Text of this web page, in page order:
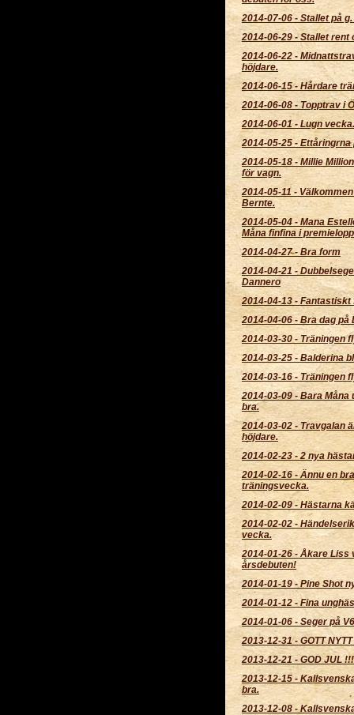
2014-07-06 - Stallet på
2014-06-29-Stallet rent
2014-06-22 -
höjdare.
2014-06-15- Hårdare
2014-06-08 - Topptrav i
2014-06-01- Lugn vecka.
2014-05-25 -Ettåringrna
2014-05-18-Millie
för vagn.
2014-05-11 -
Bernte.
2014-05-04 -Mana
Måna finfina i
2014-04-27-Bra form
2014-04-21 -
Dannero
2014-04-13- Fantastiskt
2014-04-06- Bra dag på
2014-03-30- Träningen
2014-03-25 -Balderina
2014-03-16- Träningen
2014-03-09 - Bara Måna
bra.
2014-03-02 - Travgalan
höjdare.
2014-02-23 - 2 nya
2014-02-16 - Ännu en bra
träningsvecka.
2014-02-09-Hästarna
2014-02-02 -
vecka.
2014-01-26 -Åkare Liss
årsdebuten!
2014-01-19 - Pine Shot
2014-01-12 - Fina
2014-01-06 - Seger på
2013-12-31- GOTT
2013-12-21 - GOD JUL !!!
2013-12-15-
bra.
2013-12-08 -